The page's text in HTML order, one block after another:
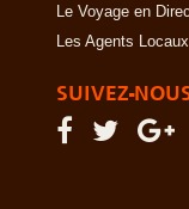
Le Voyage en
Les Agents
SUIVEZ-